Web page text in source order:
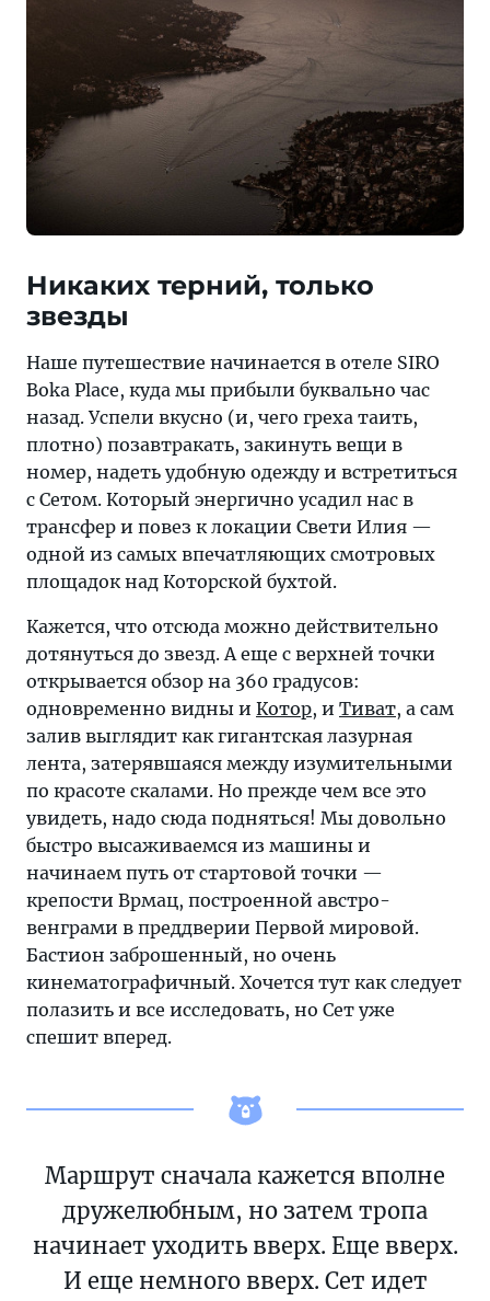
Никаких терний, только
звезды
Наше путешествие начинается в отеле SIRO
Boka Place, куда мы прибыли буквально час
назад. Успели вкусно (и, чего греха таить,
плотно) позавтракать, закинуть вещи в
номер, надеть удобную одежду и встретиться
с Сетом. Который энергично усадил нас в
трансфер и повез к локации Свети Илия —
одной из самых впечатляющих смотровых
площадок над Которской бухтой.
Кажется, что отсюда можно действительно
дотянуться до звезд. А еще с верхней точки
открывается обзор на 360 градусов:
одновременно видны и Котор, и Тиват, а сам
залив выглядит как гигантская лазурная
лента, затерявшаяся между изумительными
по красоте скалами. Но прежде чем все это
увидеть, надо сюда подняться! Мы довольно
быстро высаживаемся из машины и
начинаем путь от стартовой точки —
крепости Врмац, построенной австро-
венграми в преддверии Первой мировой.
Бастион заброшенный, но очень
кинематографичный. Хочется тут как следует
полазить и все исследовать, но Сет уже
спешит вперед.
Маршрут сначала кажется вполне
дружелюбным, но затем тропа
начинает уходить вверх. Еще вверх.
И еще немного вверх. Сет идет